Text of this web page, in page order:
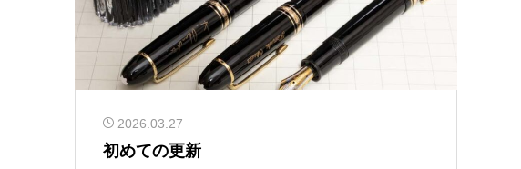
2026.03.27
初めての更新